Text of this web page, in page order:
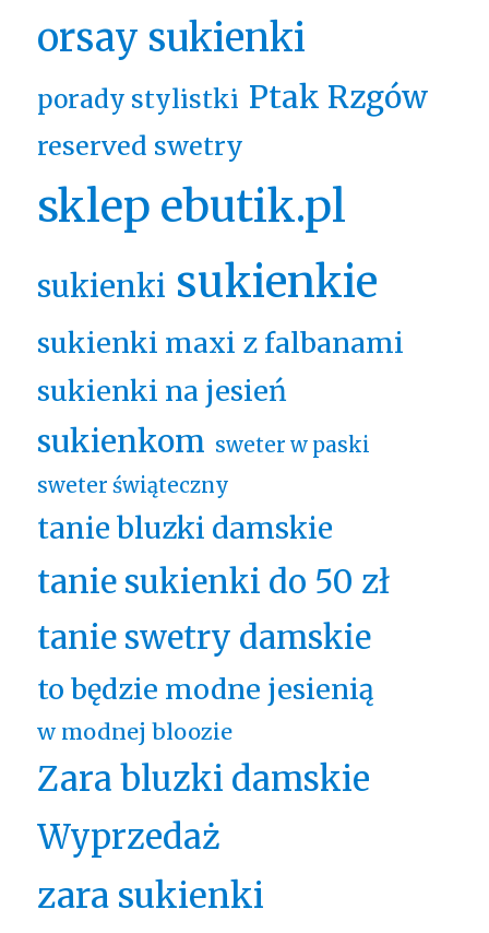
orsay sukienki
porady stylistki Ptak Rzgów
reserved swetry
sklep ebutik.pl
sukienki sukienkie
sukienki maxi z falbanami
sukienki na jesień
sukienkom sweter w paski
sweter świąteczny
tanie bluzki damskie
tanie sukienki do 50 zł
tanie swetry damskie
to będzie modne jesienią
w modnej bloozie
Zara bluzki damskie
Wyprzedaż
zara sukienki